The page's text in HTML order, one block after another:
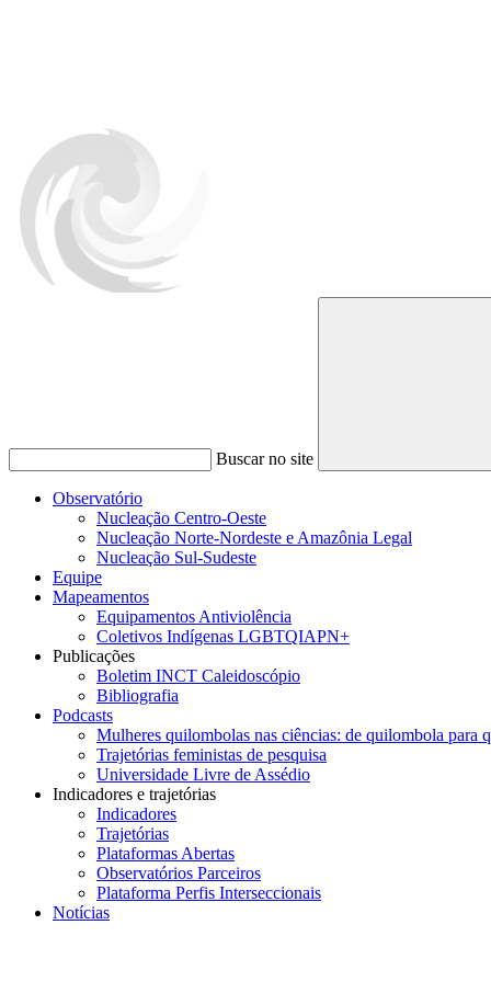
Buscar no site
Observatório
Nucleação Centro-Oeste
Nucleação Norte-Nordeste e Amazônia Legal
Nucleação Sul-Sudeste
Equipe
Mapeamentos
Equipamentos Antiviolência
Coletivos Indígenas LGBTQIAPN+
Publicações
Boletim INCT Caleidoscópio
Bibliografia
Podcasts
Mulheres quilombolas nas ciências: de quilombola para
Trajetórias feministas de pesquisa
Universidade Livre de Assédio
Indicadores e trajetórias
Indicadores
Trajetórias
Plataformas Abertas
Observatórios Parceiros
Plataforma Perfis Interseccionais
Notícias